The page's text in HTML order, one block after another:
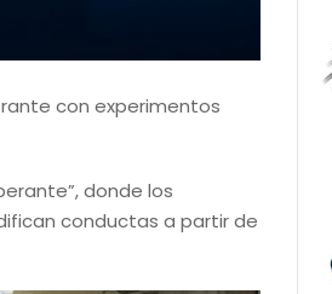
con experimentos
donde los
conductas a partir de